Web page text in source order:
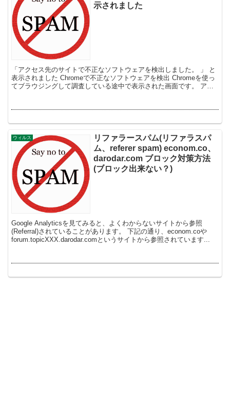
示されました
「アクセス先のサイトで不正なソフトウェアを検出しました。 」 と
表示されました Chromeで不正なソフトウェアを検出 Chromeを使っ
てブラウジングして調査している途中で表示された画面です。 アク
ウィルス
リファラースパム(リファラスパ
ム、referer spam) econom.co、
darodar.com ブロック対策方法
(ブロック出来ない？)
Google Analyticsを見てみると、よくわからないサイトから参照
(Referral)されていることがあります。 下記の通り、econom.coや
forum.topicXXX.darodar.comというサイトから参照されています...